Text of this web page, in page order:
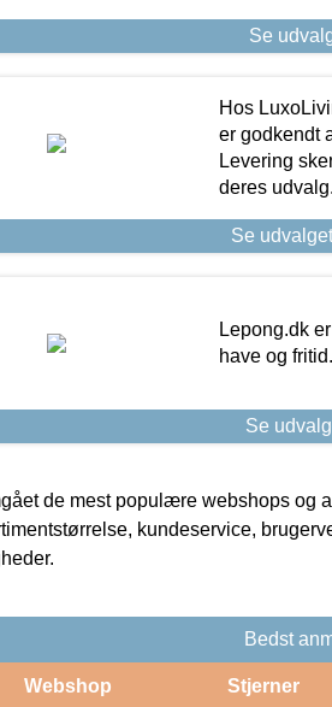
Se
Hos
er godkendt
Levering
deres udvalg.
Se
Lepong.dk
have og
Se
de mest populære webshops og
kundeservice,
Bedst
Webshop Stjerner